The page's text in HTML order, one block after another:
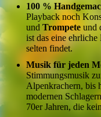
100 %
Playback noch
und Trompete und
ist das eine
selten findet.
Musik für jeden
Stimmungsmusik
Alpenkrachern, bis
modernen
70er Jahren, die